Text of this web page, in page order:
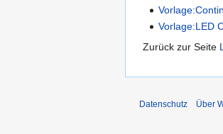
Vorlage:LED
Zurück zur Seite
Datenschutz Über